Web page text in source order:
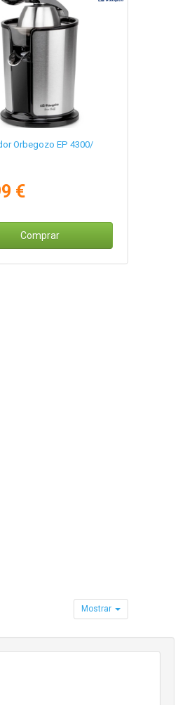
Orbegozo EP 4300/
€
Comprar
Mostrar